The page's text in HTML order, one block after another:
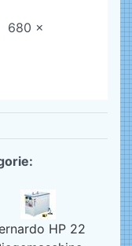
680 x
HP 22